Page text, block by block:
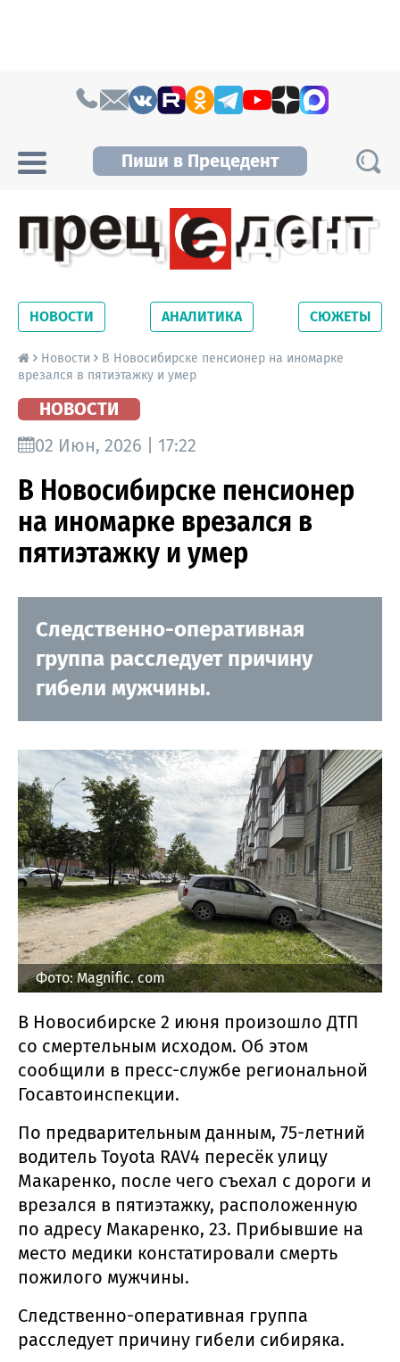
Пиши в Прецедент
Новосибирской области. Читайте свежие
новости на сайте сетевого издания
Precedent.
НОВОСТИ АНАЛИТИКА СЮЖЕТЫ
Новости
В Новосибирске пенсионер на иномарке
врезался в пятиэтажку и умер
НОВОСТИ
02 Июн, 2026 | 17:22
В Новосибирске пенсионер
на иномарке врезался в
пятиэтажку и умер
Следственно-оперативная
группа расследует причину
гибели мужчины.
Фото: Magnific. com
В Новосибирске 2 июня произошло ДТП
со смертельным исходом. Об этом
сообщили в пресс-службе региональной
Госавтоинспекции.
По предварительным данным, 75-летний
водитель Toyota RAV4 пересёк улицу
Макаренко, после чего съехал с дороги и
врезался в пятиэтажку, расположенную
по адресу Макаренко, 23. Прибывшие на
место медики констатировали смерть
пожилого мужчины.
Следственно-оперативная группа
расследует причину гибели сибиряка.